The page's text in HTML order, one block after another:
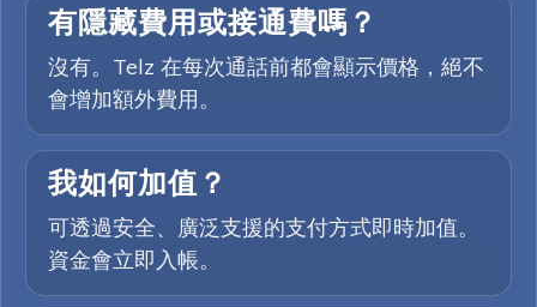
有隱藏費用或接通費嗎？
沒有。Telz 在每次通話前都會顯示價格，絕不
會增加額外費用。
我如何加值？
可透過安全、廣泛支援的支付方式即時加值。
資金會立即入帳。